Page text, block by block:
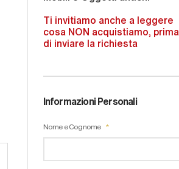
Ti invitiamo anche a leggere
cosa NON acquistiamo, prima
di inviare la richiesta
Informazioni Personali
Nome e Cognome